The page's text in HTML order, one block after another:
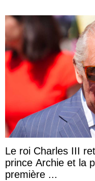
Le roi Charles III
prince Archie et la
première ...